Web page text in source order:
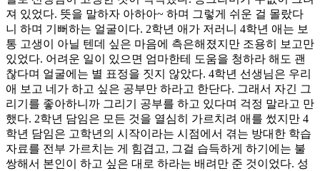
져 있었다. 뜻을 말하자 아하아~ 하며 그렇게 쉬운 걸 몰랐다
니 하며 기뻐하는 얼굴이다. 2학년 애가 저러니 4학년 애는 보
통 고생이 아닐 텐데 싶은 마음에 측은해졌지만 조용히 보고만
있었다. 어려운 일이 있으면 엄마한테 도움을 청하라 해도 괜
찮다며 얼굴에는 별 표정을 짓지 않았다. 4학년 선생님은 우리
애 보고 네가 하고 싶은 공부만 하라고 한단다. 그래서 자긴 그
리기를 좋아하니까 그리기 공부를 하고 있다며 걱정 말라고 만
했다. 2학년 담임은 모든 것을 열심히 가르치려 애를 썼지만 4
학년 담임은 고학년의 시작이라는 시점에서 겪는 방대한 학습
자료를 전부 가르치는 게 힘겹고, 그걸 습득하게 하기에는 불
쌍해서 본인이 하고 싶은 대로 하라는 배려만 준 것이었다. 성